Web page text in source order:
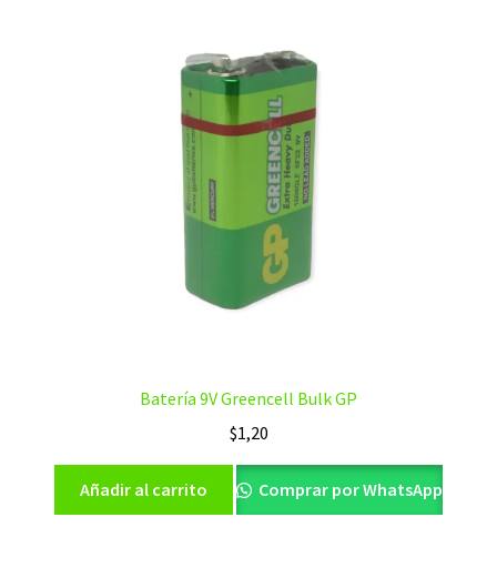
Batería 9V Greencell Bulk GP
$1,20
Añadir al carrito Comprar por WhatsApp